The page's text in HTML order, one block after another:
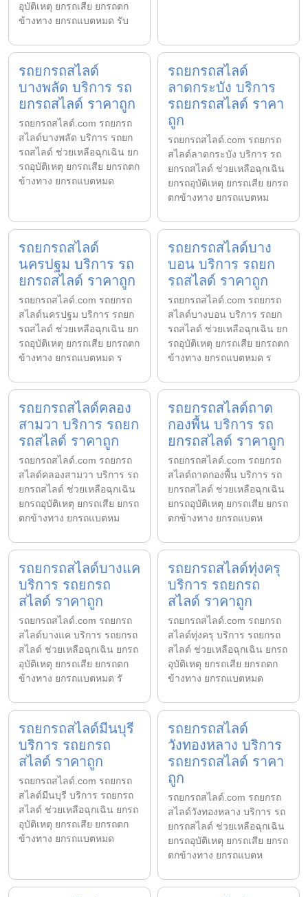
อุบัติเหตุ ยกรถเสีย ยกรถตก
ข้างทาง ยกรถแบตหมด รับ
รถยกรถสไลด์
บางพลัด บริการ รถ
ยกรถสไลด์ ราคาถูก
รถยกรถสไลด์.com รถยกรถ
สไลด์บางพลัด บริการ รถยก
รถสไลด์ ช่วยเหลือฉุกเฉิน ยก
รถอุบัติเหตุ ยกรถเสีย ยกรถตก
ข้างทาง ยกรถแบตหมด
รถยกรถสไลด์
ลาดกระบัง บริการ
รถยกรถสไลด์ ราคา
ถูก
รถยกรถสไลด์.com รถยกรถ
สไลด์ลาดกระบัง บริการ รถ
ยกรถสไลด์ ช่วยเหลือฉุกเฉิน
ยกรถอุบัติเหตุ ยกรถเสีย ยกรถ
ตกข้างทาง ยกรถแบตหม
รถยกรถสไลด์
นครปฐม บริการ รถ
ยกรถสไลด์ ราคาถูก
รถยกรถสไลด์.com รถยกรถ
สไลด์นครปฐม บริการ รถยก
รถสไลด์ ช่วยเหลือฉุกเฉิน ยก
รถอุบัติเหตุ ยกรถเสีย ยกรถตก
ข้างทาง ยกรถแบตหมด ร
รถยกรถสไลด์บาง
บอน บริการ รถยก
รถสไลด์ ราคาถูก
รถยกรถสไลด์.com รถยกรถ
สไลด์บางบอน บริการ รถยก
รถสไลด์ ช่วยเหลือฉุกเฉิน ยก
รถอุบัติเหตุ ยกรถเสีย ยกรถตก
ข้างทาง ยกรถแบตหมด ร
รถยกรถสไลด์คลอง
สามวา บริการ รถยก
รถสไลด์ ราคาถูก
รถยกรถสไลด์.com รถยกรถ
สไลด์คลองสามวา บริการ รถ
ยกรถสไลด์ ช่วยเหลือฉุกเฉิน
ยกรถอุบัติเหตุ ยกรถเสีย ยกรถ
ตกข้างทาง ยกรถแบตหม
รถยกรถสไลด์ถาด
กองพื้น บริการ รถ
ยกรถสไลด์ ราคาถูก
รถยกรถสไลด์.com รถยกรถ
สไลด์ถาดกองพื้น บริการ รถ
ยกรถสไลด์ ช่วยเหลือฉุกเฉิน
ยกรถอุบัติเหตุ ยกรถเสีย ยกรถ
ตกข้างทาง ยกรถแบตห
รถยกรถสไลด์บางแค
บริการ รถยกรถ
สไลด์ ราคาถูก
รถยกรถสไลด์.com รถยกรถ
สไลด์บางแค บริการ รถยกรถ
สไลด์ ช่วยเหลือฉุกเฉิน ยกรถ
อุบัติเหตุ ยกรถเสีย ยกรถตก
ข้างทาง ยกรถแบตหมด รั
รถยกรถสไลด์ทุ่งครุ
บริการ รถยกรถ
สไลด์ ราคาถูก
รถยกรถสไลด์.com รถยกรถ
สไลด์ทุ่งครุ บริการ รถยกรถ
สไลด์ ช่วยเหลือฉุกเฉิน ยกรถ
อุบัติเหตุ ยกรถเสีย ยกรถตก
ข้างทาง ยกรถแบตหมด
รถยกรถสไลด์มีนบุรี
บริการ รถยกรถ
สไลด์ ราคาถูก
รถยกรถสไลด์.com รถยกรถ
สไลด์มีนบุรี บริการ รถยกรถ
สไลด์ ช่วยเหลือฉุกเฉิน ยกรถ
อุบัติเหตุ ยกรถเสีย ยกรถตก
ข้างทาง ยกรถแบตหมด
รถยกรถสไลด์
วังทองหลาง บริการ
รถยกรถสไลด์ ราคา
ถูก
รถยกรถสไลด์.com รถยกรถ
สไลด์วังทองหลาง บริการ รถ
ยกรถสไลด์ ช่วยเหลือฉุกเฉิน
ยกรถอุบัติเหตุ ยกรถเสีย ยกรถ
ตกข้างทาง ยกรถแบตห